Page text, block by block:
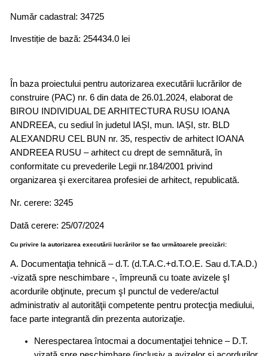
Număr cadastral: 34725
Investiție de bază: 254434.0 lei
În baza proiectului pentru autorizarea executării lucrărilor de
construire (PAC) nr. 6 din data de 26.01.2024, elaborat de
BIROU INDIVIDUAL DE ARHITECTURA RUSU IOANA
ANDREEA, cu sediul în judetul IAȘI, mun. IAȘI, str. BLD
ALEXANDRU CEL BUN nr. 35, respectiv de arhitect IOANA
ANDREEA RUSU – arhitect cu drept de semnătură, în
conformitate cu prevederile Legii nr.184/2001 privind
organizarea şi exercitarea profesiei de arhitect, republicată.
Nr. cerere: 3245
Dată cerere: 25/07/2024
Cu privire la autorizarea executării lucrărilor se fac următoarele precizări:
A. Documentaţia tehnică – d.T. (d.T.A.C.+d.T.O.E. Sau d.T.A.D.)
-vizată spre neschimbare -, împreună cu toate avizele şI
acordurile obţinute, precum şI punctul de vedere/actul
administrativ al autorităţii competente pentru protecţia mediului,
face parte integrantă din prezenta autorizaţie.
Nerespectarea întocmai a documentaţiei tehnice – D.T.